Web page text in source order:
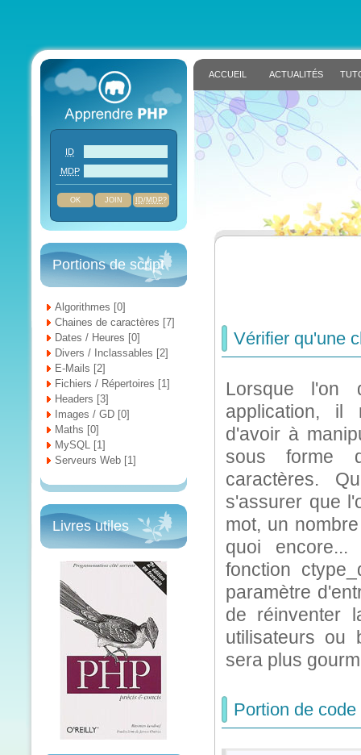
ACCUEIL ACTUALITÉS
Vérifier qu'une
Lorsque l'on
application, il
d'avoir à
sous forme
caractères.
s'assurer que
mot, un
quoi
fonction
paramètre
de réinventer
utilisateurs ou
sera plus
Portion de code
ID
MDP
JOIN ID/MDP?
Portions de script
Algorithmes [0]
Chaines de caractères [7]
Dates / Heures [0]
Divers / Inclassables [2]
E-Mails [2]
Fichiers / Répertoires [1]
Headers [3]
Images / GD [0]
Maths [0]
MySQL [1]
Serveurs Web [1]
Livres utiles